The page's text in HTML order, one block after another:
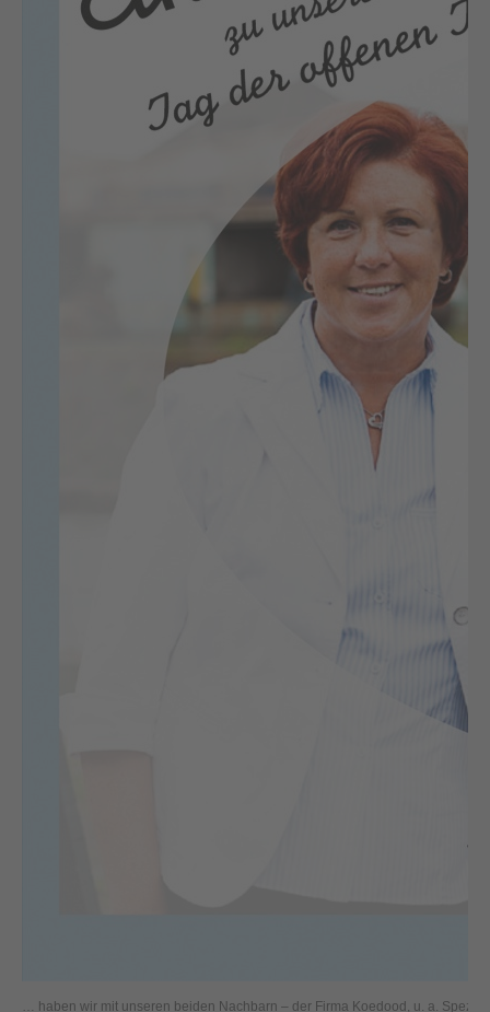
… haben wir mit unseren beiden Nachbarn – der Firma Koedood, u. a.